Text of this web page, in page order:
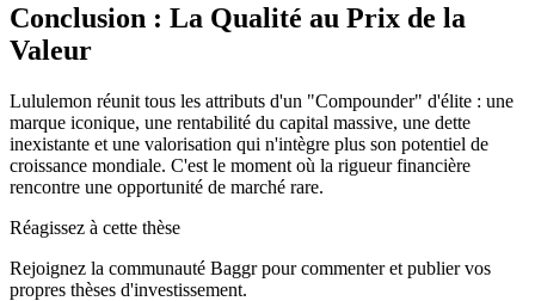
Conclusion : La Qualité au Prix de la
Valeur
Lululemon réunit tous les attributs d'un "Compounder" d'élite : une
marque iconique, une rentabilité du capital massive, une dette
inexistante et une valorisation qui n'intègre plus son potentiel de
croissance mondiale. C'est le moment où la rigueur financière
rencontre une opportunité de marché rare.
Réagissez à cette thèse
Rejoignez la communauté Baggr pour commenter et publier vos
propres thèses d'investissement.